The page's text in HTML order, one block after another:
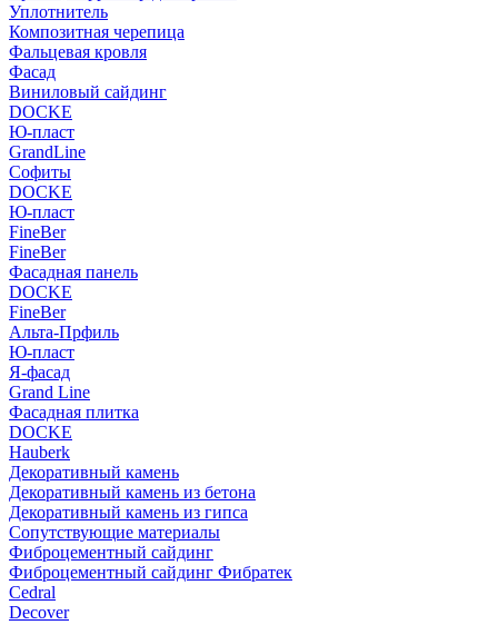
Уплотнитель
Композитная черепица
Фальцевая кровля
Фасад
Виниловый сайдинг
DOCKE
Ю-пласт
GrandLine
Софиты
DOCKE
Ю-пласт
FineBer
FineBer
Фасадная панель
DOCKE
FineBer
Альта-Прфиль
Ю-пласт
Я-фасад
Grand Line
Фасадная плитка
DOCKE
Hauberk
Декоративный камень
Декоративный камень из бетона
Декоративный камень из гипса
Сопутствующие материалы
Фиброцементный сайдинг
Фиброцементный сайдинг Фибратек
Cedral
Decover